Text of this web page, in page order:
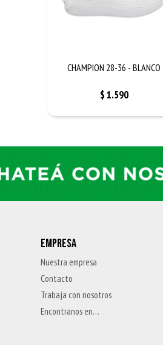
CHAMPION 28-36 - BLANCO
$1.590
EMPRESA
Nuestra empresa
Contacto
Trabaja con nosotros
Encontranos en…